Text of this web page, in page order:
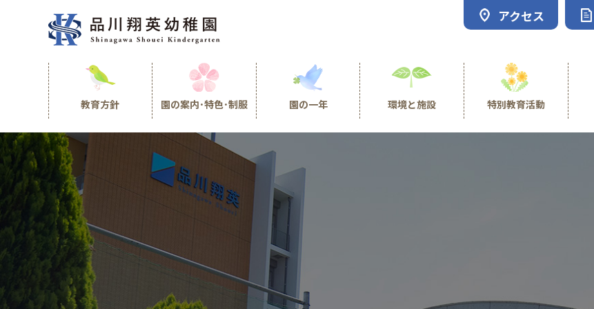
アクセス
教育方針 園の案内･特色･制服 園の一年 環境と施設 特別教育活動